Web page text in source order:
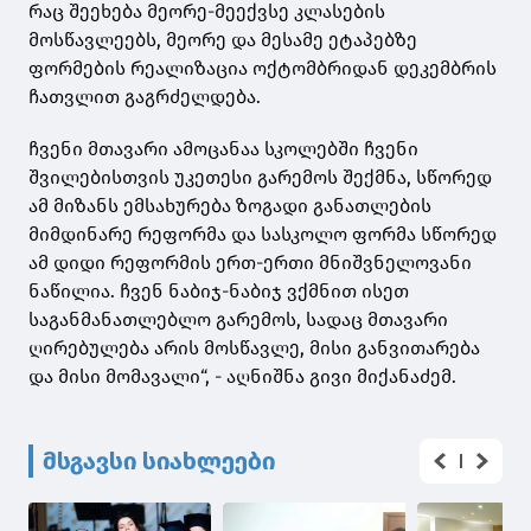
რაც შეეხება მეორე-მეექვსე კლასების
მოსწავლეებს, მეორე და მესამე ეტაპებზე
ფორმების რეალიზაცია ოქტომბრიდან დეკემბრის
ჩათვლით გაგრძელდება.
ჩვენი მთავარი ამოცანაა სკოლებში ჩვენი
შვილებისთვის უკეთესი გარემოს შექმნა, სწორედ
ამ მიზანს ემსახურება ზოგადი განათლების
მიმდინარე რეფორმა და სასკოლო ფორმა სწორედ
ამ დიდი რეფორმის ერთ-ერთი მნიშვნელოვანი
ნაწილია. ჩვენ ნაბიჯ-ნაბიჯ ვქმნით ისეთ
საგანმანათლებლო გარემოს, სადაც მთავარი
ღირებულება არის მოსწავლე, მისი განვითარება
და მისი მომავალი“, - აღნიშნა გივი მიქანაძემ.
მსგავსი სიახლეები